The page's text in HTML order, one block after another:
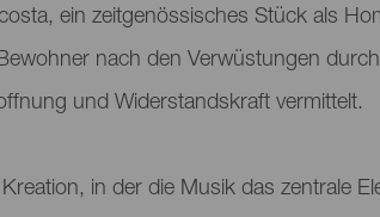
ein zeitgenössisches Stück als
nach den Verwüstungen
und Widerstandskraft vermittelt.
Kreation, in der die Musik das zentrale